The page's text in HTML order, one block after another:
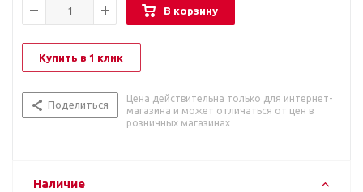
В корзину
Купить в 1 клик
Поделиться
Цена действительна только для интернет-
магазина и может отличаться от цен в
розничных магазинах
Наличие